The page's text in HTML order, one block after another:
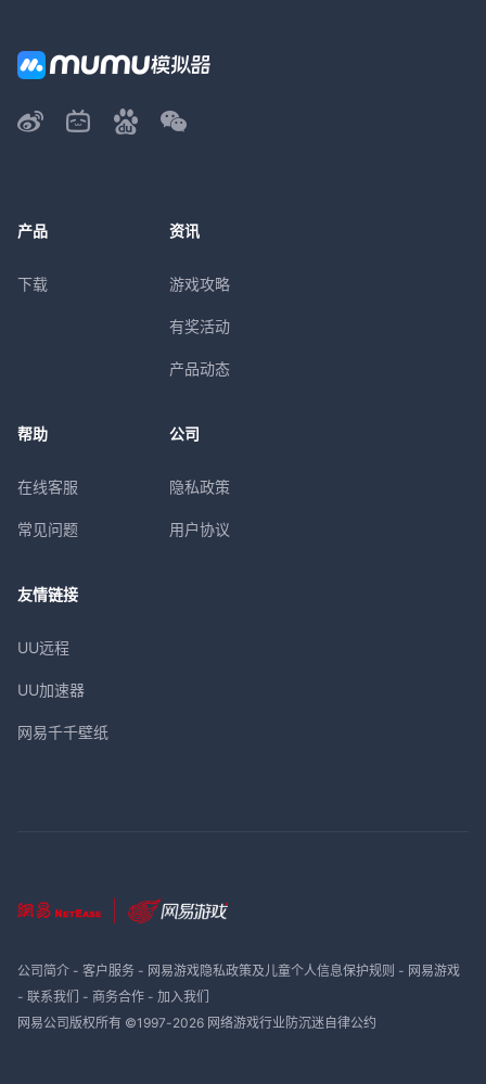
产品
下载
资讯
游戏攻略
有奖活动
产品动态
帮助
在线客服
常见问题
公司
隐私政策
用户协议
友情链接
UU远程
UU加速器
网易千千壁纸
公司简介- 客户服务- 网易游戏隐私政策及儿童个人信息保护规则 - 网易游戏
- 联系我们 - 商务合作- 加入我们
网易公司版权所有 ©1997-2026 网络游戏行业防沉迷自律公约